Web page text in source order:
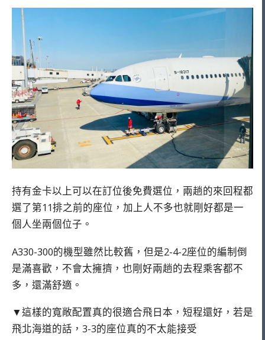
持有金卡以上可以在訂位後免費選位，兩趟的來回程都
選了第11排之前的座位，加上人不多也就剛好都是一
個人坐兩個位子。
A330-300的機型雖然比較舊，但是2-4-2座位的編制倒
是滿喜歡，不會太擁擠，也剛好兩趟的去程乘客都不
多，還滿舒適。
▼這樣的寬敞配置真的很適合飛日本，短程還好，若是
飛北海道的話，3-3的座位真的不太能接受